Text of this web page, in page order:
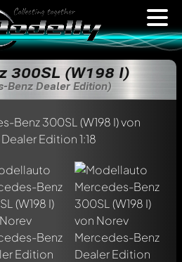
300SL (W198 I)
Benz Dealer Edition)